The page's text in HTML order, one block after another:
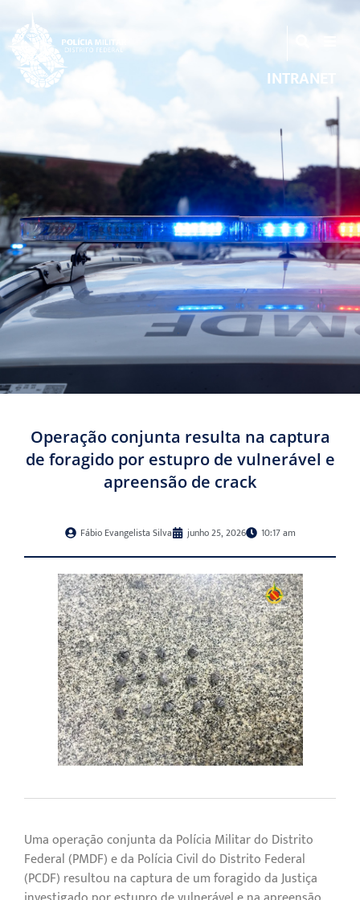
INTRANET
Operação conjunta resulta na captura
de foragido por estupro de vulnerável e
apreensão de crack
Fábio Evangelista Silva junho 25, 2026 10:17 am
Uma operação conjunta da Polícia Militar do Distrito
Federal (PMDF) e da Polícia Civil do Distrito Federal
(PCDF) resultou na captura de um foragido da Justiça